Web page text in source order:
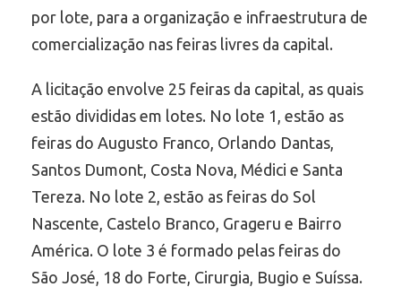
por lote, para a organização e infraestrutura de
comercialização nas feiras livres da capital.
A licitação envolve 25 feiras da capital, as quais
estão divididas em lotes. No lote 1, estão as
feiras do Augusto Franco, Orlando Dantas,
Santos Dumont, Costa Nova, Médici e Santa
Tereza. No lote 2, estão as feiras do Sol
Nascente, Castelo Branco, Grageru e Bairro
América. O lote 3 é formado pelas feiras do
São José, 18 do Forte, Cirurgia, Bugio e Suíssa.